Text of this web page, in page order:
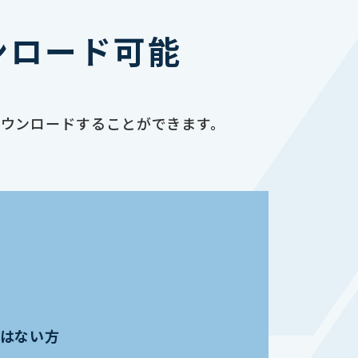
ード可能
ロードすることができます。
ない方